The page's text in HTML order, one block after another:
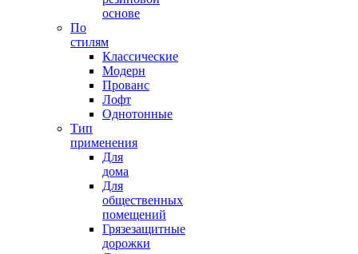
основе
По
стилям
Классические
Модерн
Прованс
Лофт
Однотонные
Тип
применения
Для
дома
Для
общественных
помещений
Грязезащитные
дорожки